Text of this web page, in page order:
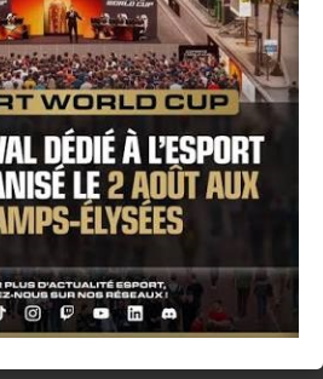
pour un spectacle unique !
Edwards présente, accompagné de la
quelques uns de ses meilleurs
mais toujours en parfaite harmonie,
magie, chansons ou comédie, Jango
depuis plus de 40 ans.